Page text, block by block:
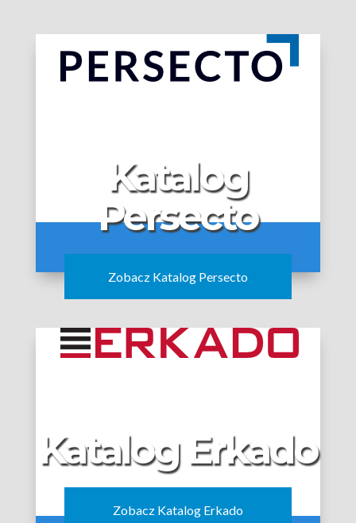
Katalog
Persecto
Zobacz Katalog Persecto
Katalog Erkado
Zobacz Katalog Erkado